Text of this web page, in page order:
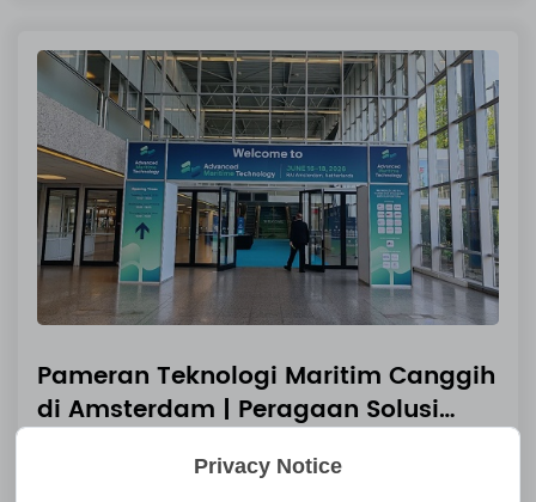
Pameran Teknologi Maritim Canggih
di Amsterdam | Peragaan Solusi
Penyimpanan Energi
Privacy Notice